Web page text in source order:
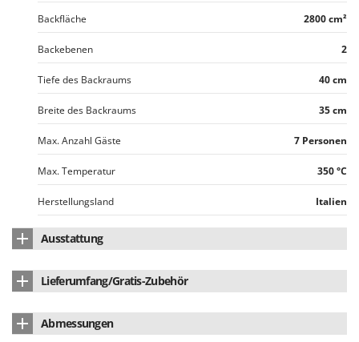
MAMMAMIA
Marina Systems
Master
Mastercook
McCulloch
Michelin
Mille
Minox
More than chef
MOVA
Backfläche 2800 cm²
Backebenen 2
Tiefe des Backraums 40 cm
Breite des Backraums 35 cm
Max. Anzahl Gäste 7 Personen
Max. Temperatur 350 °C
Herstellungsland Italien
Ausstattung
Typ mit feuerfester Beschichtung Standard
Anzahl Schamottsteine
Lieferumfang/Gratis-Zubehör
Abmessungen